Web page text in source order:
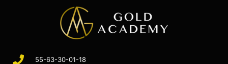
55-63-30-01-18